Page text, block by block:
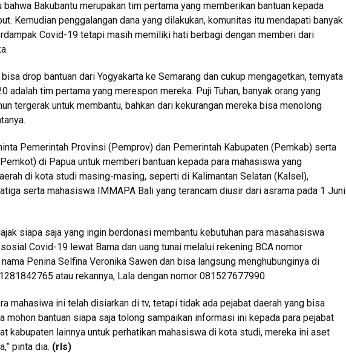
bahwa Bakubantu merupakan tim pertama yang memberikan bantuan kepada
Kemudian penggalangan dana yang dilakukan, komunitas itu mendapati banyak
Covid-19 tetapi masih memiliki hati berbagi dengan memberi dari
bisa drop bantuan dari Yogyakarta ke Semarang dan cukup mengagetkan, ternyata
adalah tim pertama yang merespon mereka. Puji Tuhan, banyak orang yang
tergerak untuk membantu, bahkan dari kekurangan mereka bisa menolong
Pemerintah Provinsi (Pemprov) dan Pemerintah Kabupaten (Pemkab) serta
di Papua untuk memberi bantuan kepada para mahasiswa yang
di kota studi masing-masing, seperti di Kalimantan Selatan (Kalsel),
serta mahasiswa IMMAPA Bali yang terancam diusir dari asrama pada 1 Juni
siapa saja yang ingin berdonasi membantu kebutuhan para masahasiswa
Covid-19 lewat Bama dan uang tunai melalui rekening BCA nomor
Penina Selfina Veronika Sawen dan bisa langsung menghubunginya di
atau rekannya, Lala dengan nomor 081527677990.
mahasiwa ini telah disiarkan di tv, tetapi tidak ada pejabat daerah yang bisa
mohon bantuan siapa saja tolong sampaikan informasi ini kepada para pejabat
kabupaten lainnya untuk perhatikan mahasiswa di kota studi, mereka ini aset
pinta dia. (rls)